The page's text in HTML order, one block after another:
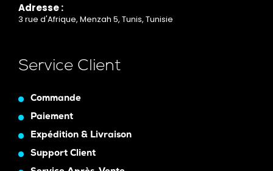
Adresse :
3 rue d'Afrique, Menzah 5, Tunis, Tunisie
Service Client
Commande
Paiement
Expédition & Livraison
Support Client